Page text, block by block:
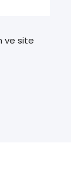
ve site